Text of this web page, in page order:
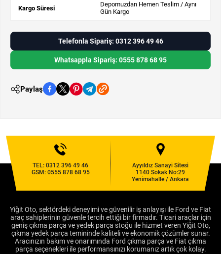
Kargo Süresi
Depomuzdan Hemen Teslim / Aynı
Gün Kargo
Telefonla Sipariş: 0312 396 49 46
Whatsappla Sipariş: 0555 878 68 95
Paylaş
TEL:0312 396 49 46
GSM: 0555 878 68 95
Ayyıldız Sanayi Sitesi
1140 Sokak No:29
Yenimahalle / Ankara
Yiğit Oto, sektördeki deneyimi ve güvenilir iş anlayışı ile Ford ve Fiat
araç sahiplerinin güvenle tercih ettiği bir firmadır. Ticari araçlar için
geniş çıkma parça ve yedek parça stoğu ile hizmet veren Yiğit Oto,
çıkma yedek parça temininde kaliteli ve ekonomik çözümler sunar.
Aracınızın bakım ve onarımında Ford çıkma parça ve Fiat çıkma
parça seçenekleri ile performansınızı korumanız artık çok kolay.